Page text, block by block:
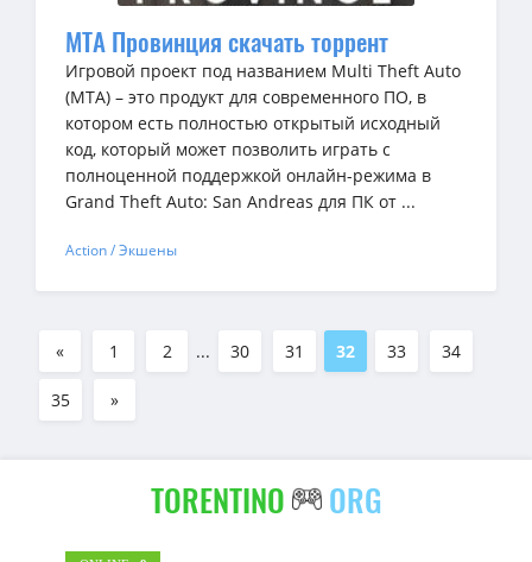
МТА Провинция скачать торрент
Игровой проект под названием Multi Theft Auto
(MTA) – это продукт для современного ПО, в
котором есть полностью открытый исходный
код, который может позволить играть с
полноценной поддержкой онлайн-режима в
Grand Theft Auto: San Andreas для ПК от ...
Action / Экшены
« 1 2 ... 30 31 32 33 34
35 »
TORENTINO ORG